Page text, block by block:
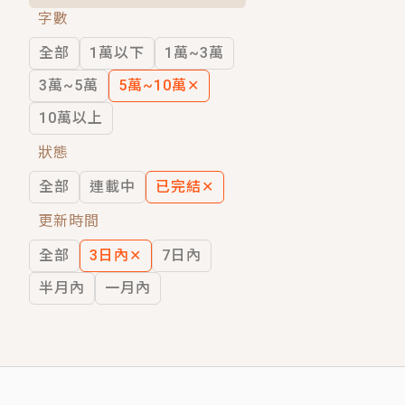
穿越｜《穿越遠古後成了野人娘子》你
字數
全部
1萬以下
1萬~3萬
3萬~5萬
5萬~10萬 ✕
10萬以上
狀態
全部
連載中 已完結✕
更新時間
全部
3日內 ✕
7日內
半月內
一月內